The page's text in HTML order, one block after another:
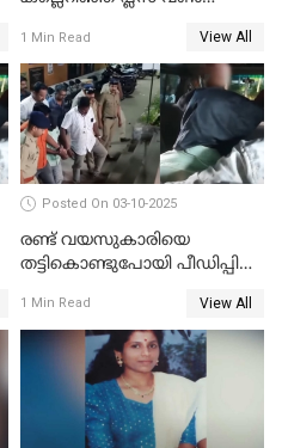
കല്ലേറിൽ അഗ്നിരക്ഷാസേന
ഉദ്യോഗസ്ഥന് പരിക്കേറ്റിരുന്നു
1 Min Read View All
Posted On 03-10-2025
രണ്ട് വയസുകാരിയെ
തട്ടികൊണ്ടുപോയി പീഡിപ്പിച്ച
1 Min Read View All